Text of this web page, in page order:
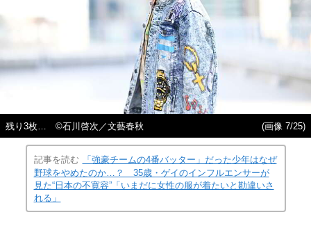
残り3枚… ©石川啓次／文藝春秋 (画像 7/25)
記事を読む
「強豪チームの4番バッター」だった少年はなぜ
野球をやめたのか…？ 35歳・ゲイのインフルエンサーが
見た“日本の不寛容”「いまだに女性の服が着たいと勘違いさ
れる」